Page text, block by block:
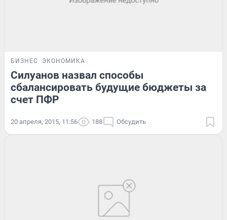
БИЗНЕС ЭКОНОМИКА
Силуанов назвал способы
сбалансировать будущие бюджеты за
счет ПФР
20 апреля, 2015, 11:56 188 Обсудить